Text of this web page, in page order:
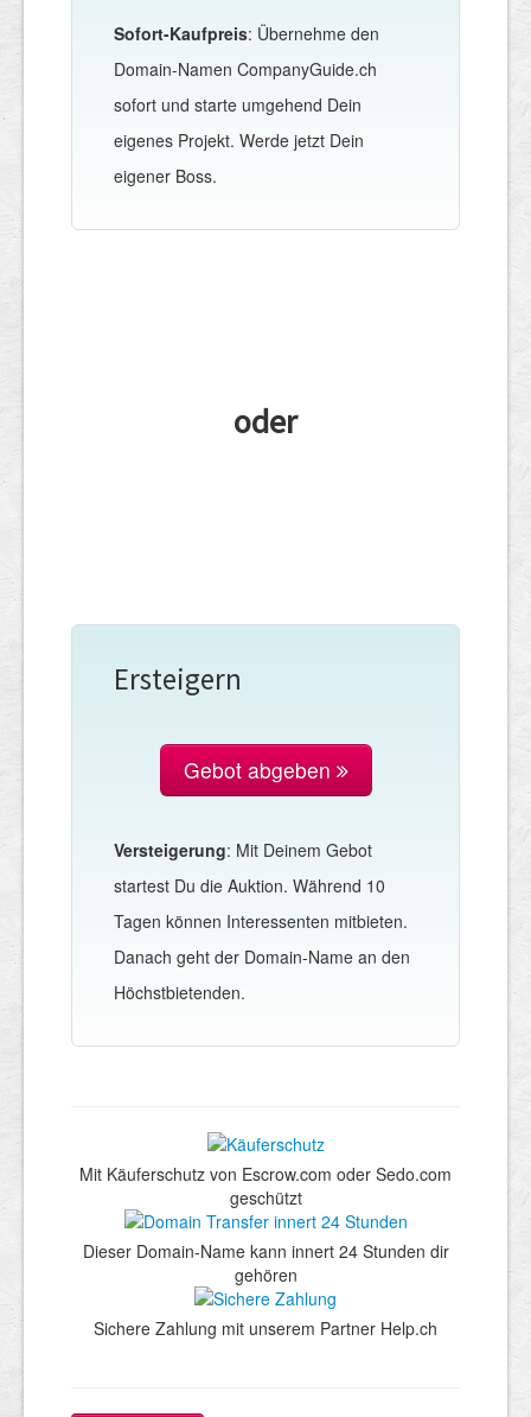
Sofort-Kaufpreis: Übernehme den
Domain-Namen CompanyGuide.ch
sofort und starte umgehend Dein
eigenes Projekt. Werde jetzt Dein
eigener Boss.
oder
Ersteigern
Gebot abgeben
Versteigerung: Mit Deinem Gebot
startest Du die Auktion. Während 10
Tagen können Interessenten mitbieten.
Danach geht der Domain-Name an den
Höchstbietenden.
Mit Käuferschutz von Escrow.com oder Sedo.com
geschützt
Dieser Domain-Name kann innert 24 Stunden dir
gehören
Sichere Zahlung mit unserem Partner Help.ch